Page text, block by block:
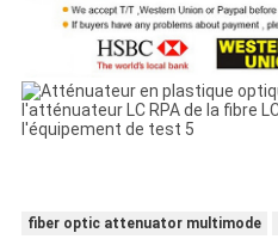
fiber optic attenuator multimode